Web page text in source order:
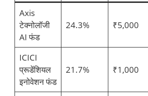
Axis
टेक्नोलॉजी
AI फंड
24.3% ₹5,000
ICICI
प्रूडेंशियल
इनोवेशन फंड
21.7% ₹1,000